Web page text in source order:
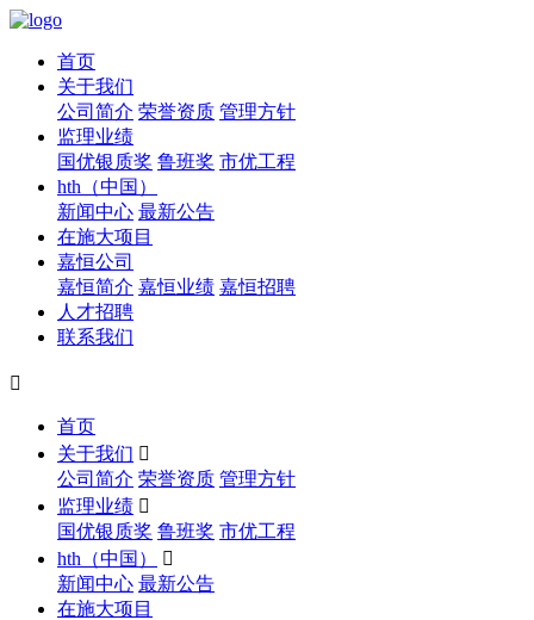
首页
关于我们
公司简介 荣誉资质 管理方针
监理业绩
国优银质奖 鲁班奖 市优工程
hth（中国）
新闻中心 最新公告
在施大项目
嘉恒公司
嘉恒简介 嘉恒业绩 嘉恒招聘
人才招聘
联系我们

首页
关于我们 
公司简介 荣誉资质 管理方针
监理业绩 
国优银质奖 鲁班奖 市优工程
hth（中国）

新闻中心 最新公告
在施大项目